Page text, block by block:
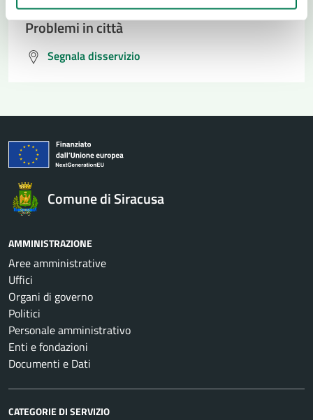
Problemi in città
Segnala disservizio
Comune di Siracusa
AMMINISTRAZIONE
Aree amministrative
Uffici
Organi di governo
Politici
Personale amministrativo
Enti e fondazioni
Documenti e Dati
CATEGORIE DI SERVIZIO